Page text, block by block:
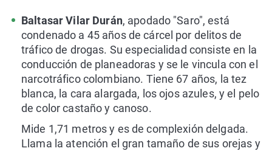
Baltasar Vilar Durán, apodado "Saro", está
condenado a 45 años de cárcel por delitos de
tráfico de drogas. Su especialidad consiste en la
conducción de planeadoras y se le vincula con el
narcotráfico colombiano. Tiene 67 años, la tez
blanca, la cara alargada, los ojos azules, y el pelo
de color castaño y canoso.
Mide 1,71 metros y es de complexión delgada.
Llama la atención el gran tamaño de sus orejas y